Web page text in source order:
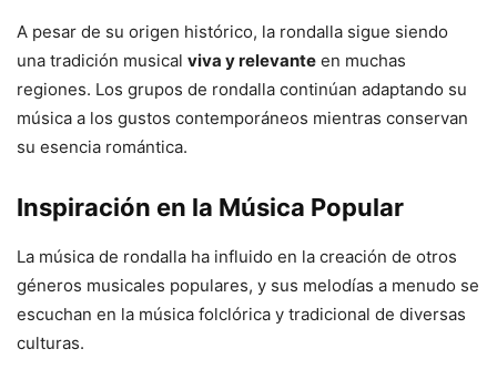
A pesar de su origen histórico, la rondalla sigue siendo
una tradición musical viva y relevante en muchas
regiones. Los grupos de rondalla continúan adaptando su
música a los gustos contemporáneos mientras conservan
su esencia romántica.
Inspiración en la Música Popular
La música de rondalla ha influido en la creación de otros
géneros musicales populares, y sus melodías a menudo se
escuchan en la música folclórica y tradicional de diversas
culturas.